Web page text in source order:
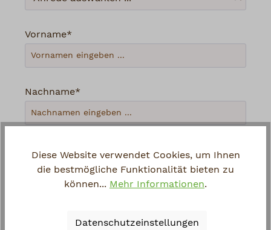
Vorname*
Nachname*
Diese Website verwendet Cookies, um Ihnen
die bestmögliche Funktionalität bieten zu
können... Mehr Informationen.
Datenschutzeinstellungen